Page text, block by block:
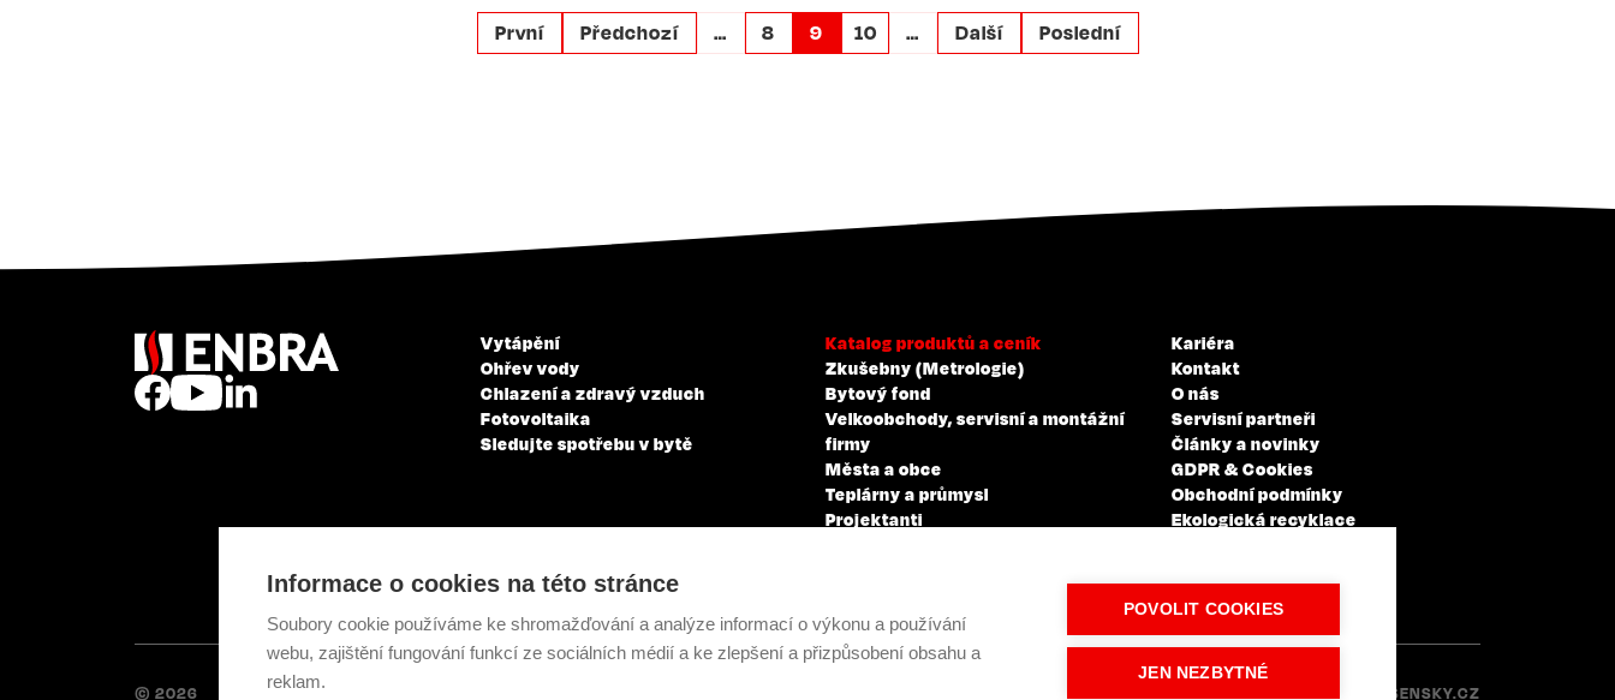
First
První
Předchozí
Předchozí … Page
8 Page
9 Page
10 …
Následující
Další
Poslední
Poslední
Vytápění
Ohřev vody
Chlazení a zdravý vzduch
Fotovoltaika
Sledujte spotřebu v bytě
Katalog produktů a ceník
Zkušebny (Metrologie)
Bytový fond
Velkoobchody, servisní a montážní
firmy
Města a obce
Teplárny a průmysl
Projektanti
Kariéra
Kontakt
O nás
Servisní partneři
Články a novinky
GDPR & Cookies
Obchodní podmínky
Ekologická recyklace
© 2026 LESENSKY.CZ
Informace o cookies na této stránce
Soubory cookie používáme ke shromažďování a analýze informací o výkonu a používání
webu, zajištění fungování funkcí ze sociálních médií a ke zlepšení a přizpůsobení obsahu a
reklam.
POVOLIT COOKIES
JEN NEZBYTNÉ